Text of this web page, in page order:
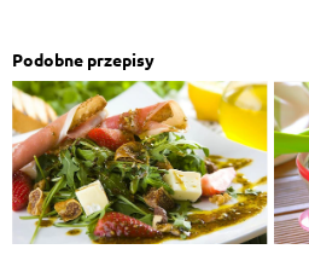
Podobne przepisy